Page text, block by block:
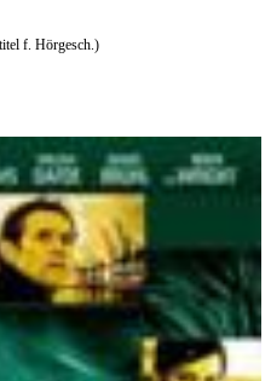
f. Hörgesch.)